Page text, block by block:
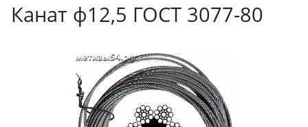
Канат ф12,5 ГОСТ 3077-80